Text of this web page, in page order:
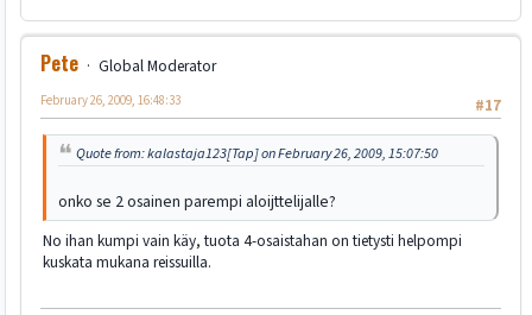
Pete
Global Moderator
#17
February 26, 2009, 16:48:33
Quote from: kalastaja123[Tap] on February 26, 2009, 15:07:50
onko se 2 osainen parempi aloijttelijalle?
No ihan kumpi vain käy, tuota 4-osaistahan on tietysti helpompi
kuskata mukana reissuilla.